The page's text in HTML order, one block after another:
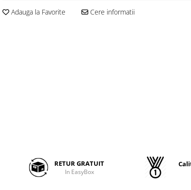
Adauga la Favorite Cere informatii
RETUR GRATUIT
In EasyBox